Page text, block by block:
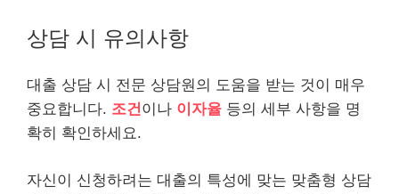
상담 시 유의사항
대출 상담 시 전문 상담원의 도움을 받는 것이 매우
중요합니다. 조건이나 이자율 등의 세부 사항을 명
확히 확인하세요.
자신이 신청하려는 대출의 특성에 맞는 맞춤형 상담